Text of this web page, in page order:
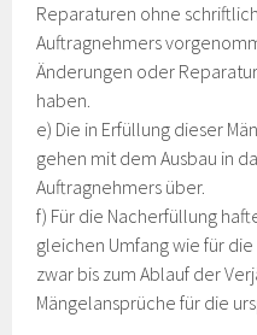
Reparaturen ohne
Auftragnehmers
Änderungen oder
haben.
e) Die in Erfüllung dieser
gehen mit dem Ausbau in
Auftragnehmers über.
f) Für die Nacherfüllung
gleichen Umfang wie für
zwar bis zum Ablauf der
Mängelansprüche für die